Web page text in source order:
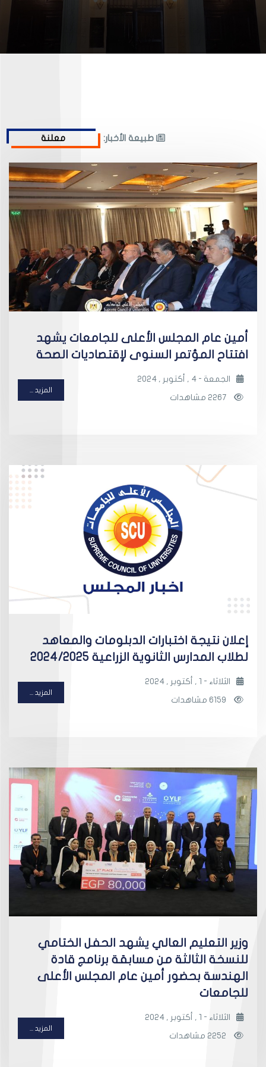
طبيعة الأخبار:
أمين عام المجلس الأعلى للجامعات يشهد
افتتاح المؤتمر السنوى لإقتصاديات الصحة
الجمعة - 4 , أكتوبر , 2024
المزيد ...
إعلان نتيجة اختبارات الدبلومات والمعاهد
لطلاب المدارس الثانوية الزراعية 2024/2025
الثلاثاء - 1 , أكتوبر , 2024
المزيد ...
وزير التعليم العالي يشهد الحفل الختامي
للنسخة الثالثة من مسابقة برنامج قادة
الهندسة بحضور أمين عام المجلس الأعلى
للجامعات
الثلاثاء - 1 , أكتوبر , 2024
المزيد ...